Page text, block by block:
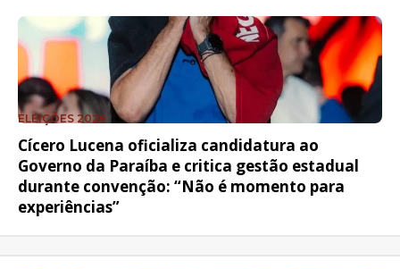
ELEIÇÕES 2026
Cícero Lucena oficializa candidatura ao
Governo da Paraíba e critica gestão estadual
durante convenção: “Não é momento para
experiências”